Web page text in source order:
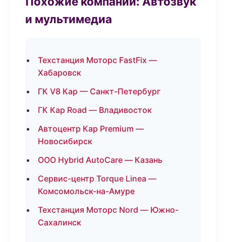
и мультимедиа
Техстанция Моторс FastFix —
Хабаровск
ГК V8 Кар — Санкт-Петербург
ГК Кар Road — Владивосток
Автоцентр Кар Premium —
Новосибирск
ООО Hybrid AutoCare — Казань
Сервис-центр Torque Linea —
Комсомольск-на-Амуре
Техстанция Моторс Nord — Южно-
Сахалинск